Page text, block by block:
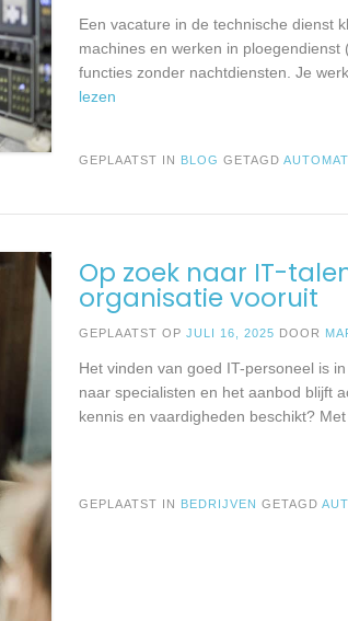
Een vacature in de technische dienst
machines en werken in
functies zonder nachtdiensten. Je
lezen
GEPLAATST IN BLOG GETAGD
Op zoek naar IT-
organisatie vooruit
GEPLAATST OPJULI 16, 2025 DOOR
Het vinden van goed IT-personeel is
naar specialisten en het aanbod blijft
kennis en vaardigheden beschikt? Met
GEPLAATST IN BEDRIJVEN GETAGD